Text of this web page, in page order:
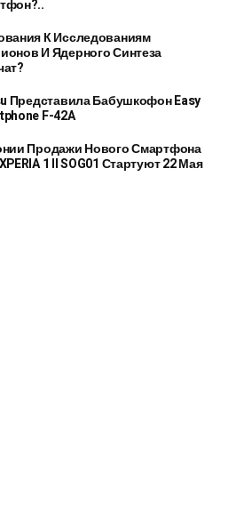
К Исследованиям
И Ядерного Синтеза
Представила Бабушкофон Easy
F-42A
Продажи Нового Смартфона
1 II SOG01 Стартуют 22 Мая